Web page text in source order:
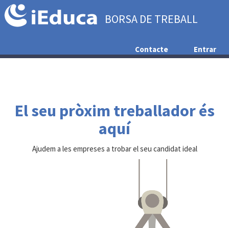
BORSA DE TREBALL
Entrar
Contacte
El seu pròxim treballador és
aquí
Ajudem a les empreses a trobar el seu candidat ideal